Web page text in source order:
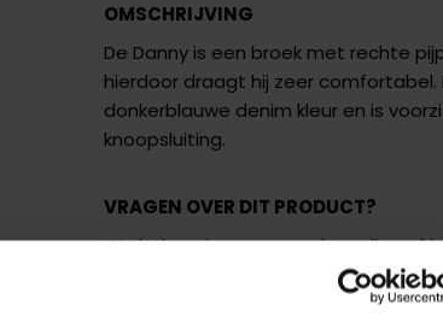
OMSCHRIJVING
De Danny is een broek met rechte
hierdoor draagt hij zeer
donkerblauwe denim kleur en is
knoopsluiting.
VRAGEN OVER DIT PRODUCT?
We helpen je graag verder online of
klantenserviceof